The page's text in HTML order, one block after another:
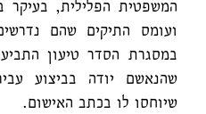
המשפטית הפלילית,
ועומס התיקים שהם
במסגרת הסדר טיעון
שהנאשם יודה בביצוע
שיוחסו לו בכתב האישום.